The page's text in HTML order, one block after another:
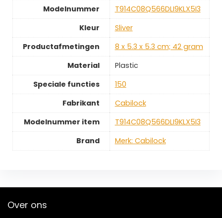
Modelnummer
‎T914C08Q566DLI9KLX5I3
Kleur
‎Sliver
Productafmetingen
‎8 x 5.3 x 5.3 cm; 42 gram
Material
‎Plastic
Speciale functies
‎150
Fabrikant
‎Cabilock
Modelnummer item
‎T914C08Q566DLI9KLX5I3
Brand
Merk: Cabilock
Over ons